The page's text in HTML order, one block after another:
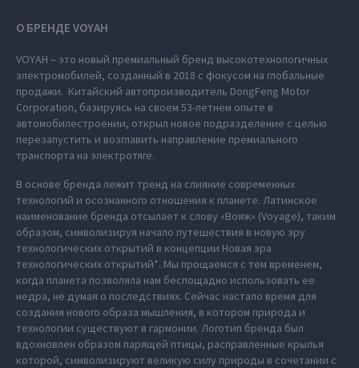
О БРЕНДЕ VOYAH
VOYAH – это новый премиальный бренд высокотехнологичных
электромобилей, созданный в 2018 с фокусом на глобальные
продажи. Китайский автопроизводитель DongFeng Motor
Corporation, базируясь на своем 53-летнем опыте в
автомобилестроении, открыл новое подразделение с целью
перезапустить и возглавить направление премиального
транспорта на электротяге.
В основе бренда лежит тренд на слияние современных
технологий и осознанного отношения к планете. Латинское
наименование бренда отсылает к слову «Вояж» (Voyage), таким
образом, символизируя начало путешествия в новую эру
технологических открытий в концепции Новая эра
технологических открытий*. Мы прощаемся с тем временем,
когда планета позволяла нам беспощадно использовать ее
недра, не думая о последствиях. Сейчас настало время для
создания нового образа мышления, в котором природа и
технологии существуют в гармонии. Логотип бренда был
вдохновлен образом парящей птицы, расправленные крылья
которой, символизируют великую силу природы в сочетании с